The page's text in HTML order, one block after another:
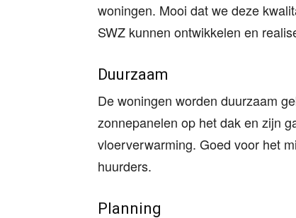
woningen. Mooi dat we deze
SWZ kunnen ontwikkelen en
Duurzaam
De woningen worden duurzaam
zonnepanelen op het dak en zijn
vloerverwarming. Goed voor het
huurders.
Planning